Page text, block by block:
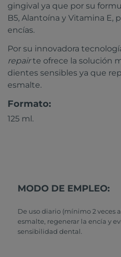
gingival ya que por su
B5, Alantoína y Vitamina E,
encías.
Por su innovadora
repairte ofrece la solución
dientes sensibles ya que
esmalte.
Formato:
125 ml.
MODO DE EMPLEO:
De uso diario (mínimo 2 veces
esmalte, regenerar la encía y
sensibilidad dental.